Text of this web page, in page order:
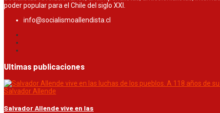
poder popular para el Chile del siglo XXI.
info@socialismoallendista.cl
Ultimas publicaciones
Salvador Allende
Salvador Allende vive en las